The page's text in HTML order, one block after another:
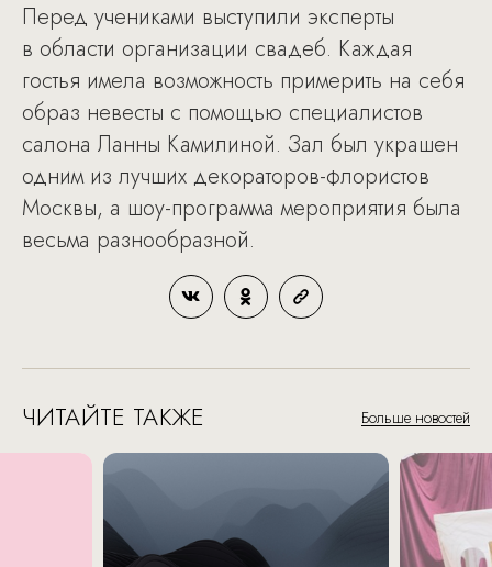
Перед учениками выступили эксперты
в области организации свадеб. Каждая
гостья имела возможность примерить на себя
образ невесты с помощью специалистов
салона Ланны Камилиной. Зал был украшен
одним из лучших декораторов-флористов
Москвы, а шоу-программа мероприятия была
весьма разнообразной.
ЧИТАЙТЕ ТАКЖЕ Больше новостей